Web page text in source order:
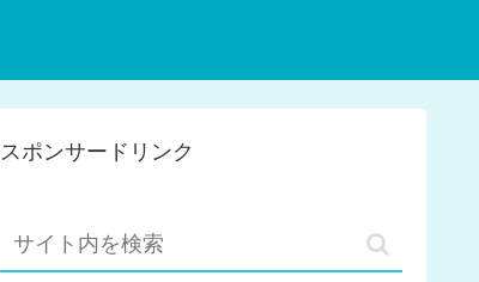
スポンサードリンク